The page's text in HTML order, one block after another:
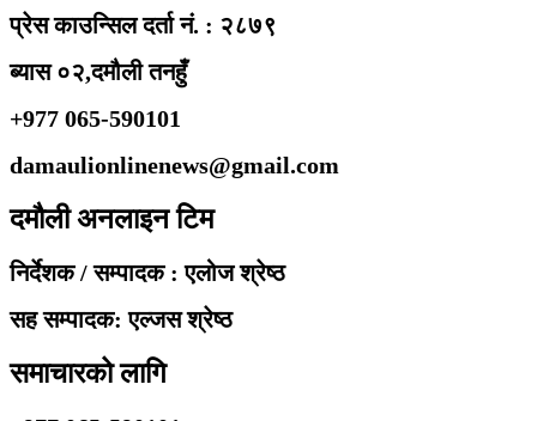
प्रेस काउन्सिल दर्ता नं. : २८७९
ब्यास ०२,दमौली तनहुँ
+977 065-590101
damaulionlinenews@gmail.com
दमौली अनलाइन टिम
निर्देशक / सम्पादक : एलोज श्रेष्ठ
सह सम्पादक: एल्जस श्रेष्ठ
समाचारको लागि